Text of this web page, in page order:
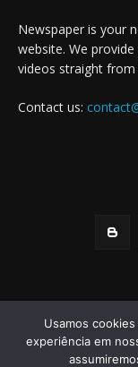
Newspaper is your
website. We
videos straight
Contact us:
© Newspaper
Noticias
Usamos
experiência em